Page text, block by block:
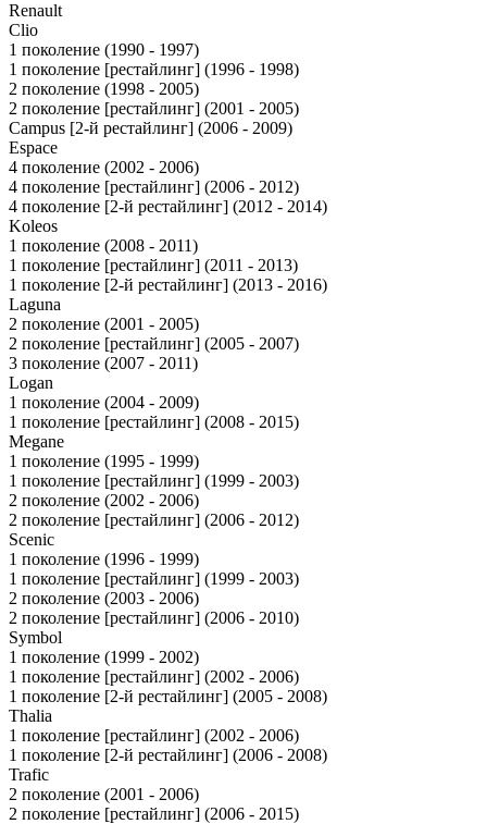
Renault
Clio
1 поколение (1990 - 1997)
1 поколение [рестайлинг] (1996 - 1998)
2 поколение (1998 - 2005)
2 поколение [рестайлинг] (2001 - 2005)
Campus [2-й рестайлинг] (2006 - 2009)
Espace
4 поколение (2002 - 2006)
4 поколение [рестайлинг] (2006 - 2012)
4 поколение [2-й рестайлинг] (2012 - 2014)
Koleos
1 поколение (2008 - 2011)
1 поколение [рестайлинг] (2011 - 2013)
1 поколение [2-й рестайлинг] (2013 - 2016)
Laguna
2 поколение (2001 - 2005)
2 поколение [рестайлинг] (2005 - 2007)
3 поколение (2007 - 2011)
Logan
1 поколение (2004 - 2009)
1 поколение [рестайлинг] (2008 - 2015)
Megane
1 поколение (1995 - 1999)
1 поколение [рестайлинг] (1999 - 2003)
2 поколение (2002 - 2006)
2 поколение [рестайлинг] (2006 - 2012)
Scenic
1 поколение (1996 - 1999)
1 поколение [рестайлинг] (1999 - 2003)
2 поколение (2003 - 2006)
2 поколение [рестайлинг] (2006 - 2010)
Symbol
1 поколение (1999 - 2002)
1 поколение [рестайлинг] (2002 - 2006)
1 поколение [2-й рестайлинг] (2005 - 2008)
Thalia
1 поколение [рестайлинг] (2002 - 2006)
1 поколение [2-й рестайлинг] (2006 - 2008)
Trafic
2 поколение (2001 - 2006)
2 поколение [рестайлинг] (2006 - 2015)